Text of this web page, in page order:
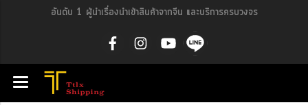
อันดับ 1 ผู้นำเรื่องนำเข้าสินค้าจากจีน และบริการครบวงจร